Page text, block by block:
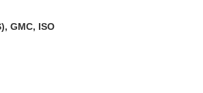
GMC, ISO